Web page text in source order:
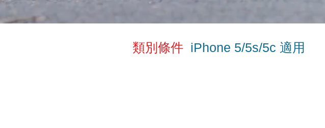
類別條件 iPhone 5/5s/5c 適用